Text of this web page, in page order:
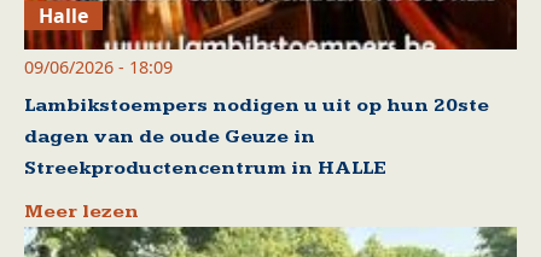
Halle
09/06/2026 - 18:09
Lambikstoempers nodigen u uit op hun 20ste
dagen van de oude Geuze in
Streekproductencentrum in HALLE
Meer lezen